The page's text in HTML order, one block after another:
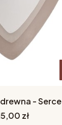
- Serce
zł